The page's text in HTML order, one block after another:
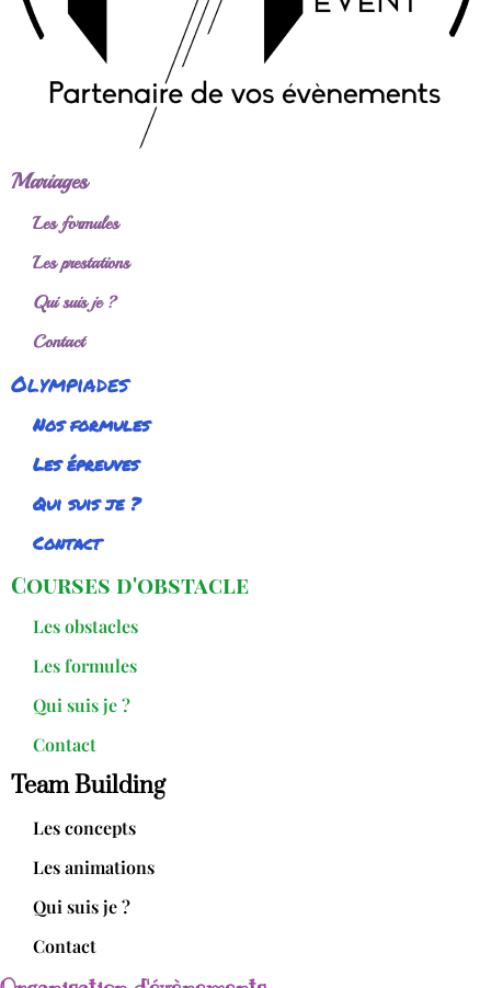
Mariages
Les formules
Les prestations
Qui suis je ?
Contact
Olympiades
Nos formules
Les épreuves
Qui suis je ?
Contact
Courses d'obstacle
Les obstacles
Les formules
Qui suis je ?
Contact
Team Building
Les concepts
Les animations
Qui suis je ?
Contact